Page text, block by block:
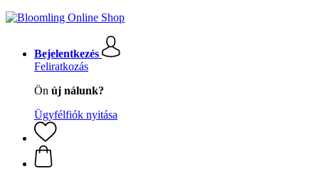
Bejelentkezés
Feliratkozás
Ön új nálunk?
Ügyfélfiók nyitása